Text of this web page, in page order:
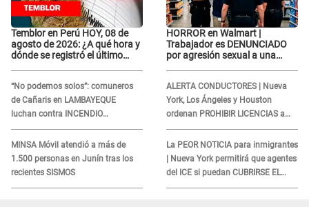
Temblor en Perú HOY, 08 de
agosto de 2026: ¿A qué hora y
dónde se registró el último
“No podemos solos”: comuneros
de Cañaris en LAMBAYEQUE
luchan contra INCENDIO
FORESTAL que sigue avanzando
MINSA Móvil atendió a más de
1.500 personas en Junín tras los
recientes SISMOS
HORROR en Walmart |
Trabajador es DENUNCIADO
por agresión sexual a una
ALERTA CONDUCTORES | Nueva
York, Los Ángeles y Houston
ordenan PROHIBIR LICENCIAS a
quienes no presenten ESTE
DOCUMENTO
La PEOR NOTICIA para inmigrantes
| Nueva York permitirá que agentes
del ICE si puedan CUBRIRSE EL
ROSTRO